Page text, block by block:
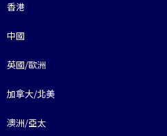
香港
中國
英國/歐洲
加拿大/北美
澳洲/亞太